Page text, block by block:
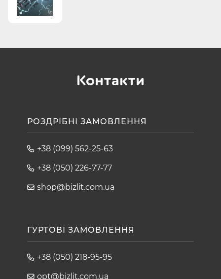
Контакти
РОЗДРІБНІ ЗАМОВЛЕННЯ
+38 (099) 562-25-63
+38 (050) 226-77-77
shop@bizlit.com.ua
ГУРТОВІ ЗАМОВЛЕННЯ
+38 (050) 218-95-95
opt@bizlit.com.ua